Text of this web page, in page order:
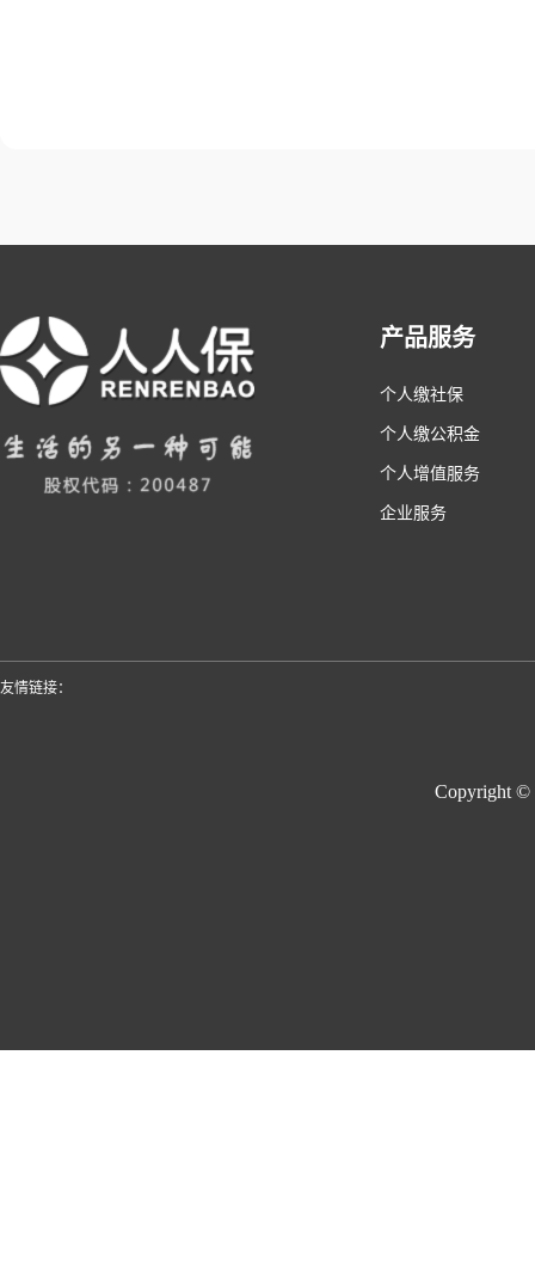
产品服务
个人缴社保
个人缴公积金
个人增值服务
企业服务
友情链接：
Copyright ©